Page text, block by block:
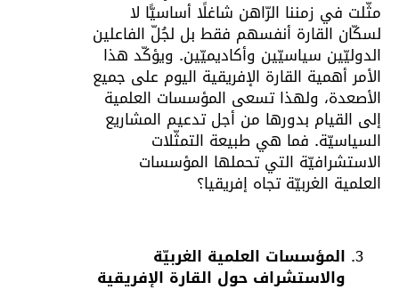
مثّلت في زمننا الرّاهن شاغلًا أساسيًّا لا
لسكّان القارة أنفسهم فقط بل لجُلّ الفاعلين
الدوليّين سياسيّين وأكاديميّين. ويؤكّد هذا
الأمر أهمية القارة الإفريقية اليوم على جميع
الأصعدة، ولهذا تسعى المؤسسات العلمية
إلى القيام بدورها من أجل تدعيم المشاريع
السياسيّة. فما هي طبيعة التمثّلات
الاستشرافيّة التي تحملها المؤسسات
العلمية الغربيّة تجاه إفريقيا؟
المؤسسات العلمية الغربيّة
والاستشراف حول القارة الإفريقية